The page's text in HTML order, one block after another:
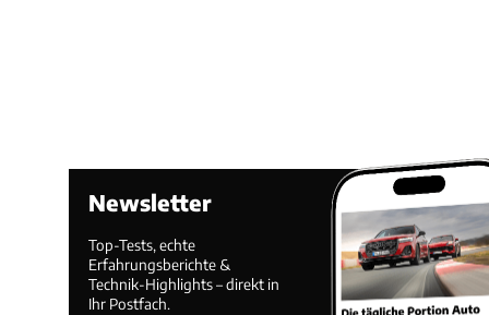
Newsletter
Top-Tests, echte
Erfahrungsberichte &
Technik-Highlights – direkt in
Ihr Postfach.